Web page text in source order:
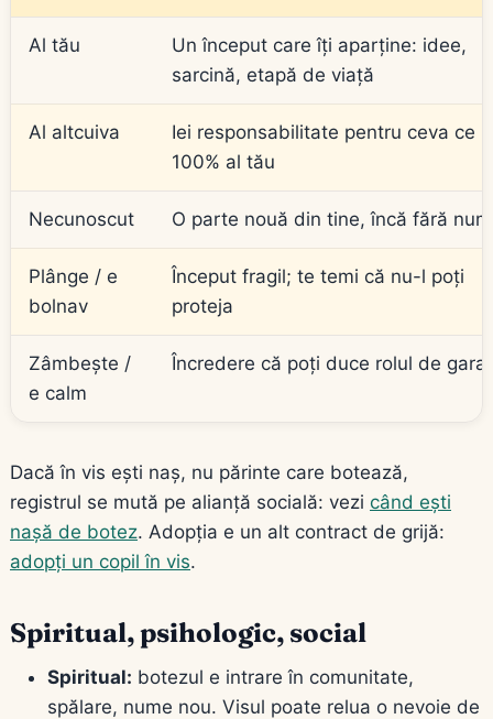
Al tău
Un început care îți aparține: idee,
sarcină, etapă de viață
Al altcuiva
Iei responsabilitate pentru ceva ce
100% al tău
Necunoscut O parte nouă din tine, încă fără
Plânge / e
bolnav
Început fragil; te temi că nu-l poți
proteja
Zâmbește /
e calm
Încredere că poți duce rolul de
Dacă în vis ești naș, nu părinte care botează,
registrul se mută pe alianță socială: vezi când ești
nașă de botez. Adopția e un alt contract de grijă:
adopți un copil în vis.
Spiritual, psihologic, social
Spiritual: botezul e intrare în comunitate,
spălare, nume nou. Visul poate relua o nevoie de